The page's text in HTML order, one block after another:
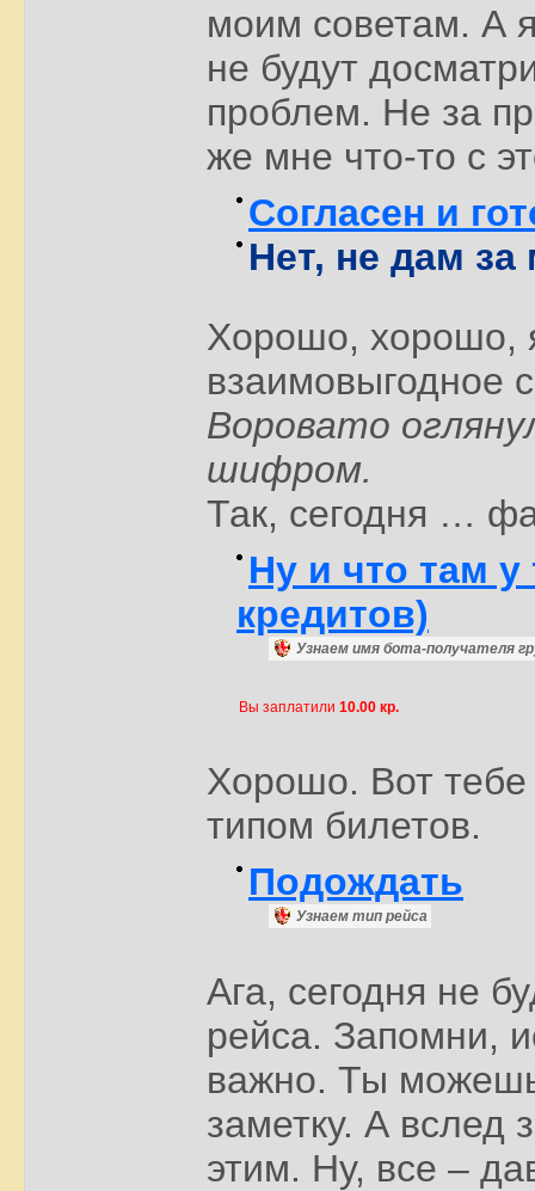
моим советам. А
не будут
проблем. Не за
же мне что-то с
Согласен и
Нет, не дам за
Хорошо, хорошо,
взаимовыгодное
Воровато
шифром.
Так, сегодня …
Ну и что там у
кредитов)
Узнаем имя бота-получателя
Вы заплатили 10.00 кр.
Хорошо. Вот
типом билетов.
Подождать
Узнаем тип рейса
Ага, сегодня не
рейса. Запомни,
важно. Ты можешь
заметку. А вслед
этим. Ну, все –